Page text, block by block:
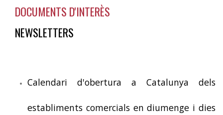
DOCUMENTS D'INTERÈS
NEWSLETTERS
Calendari d'obertura a Catalunya dels
establiments comercials en diumenge i dies